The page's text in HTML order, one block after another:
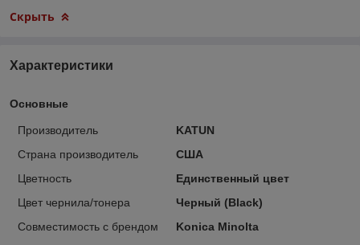
Скрыть
Характеристики
Основные
Производитель
KATUN
Страна производитель
США
Цветность
Единственный цвет
Цвет чернила/тонера
Черный (Black)
Совместимость с брендом
Konica Minolta